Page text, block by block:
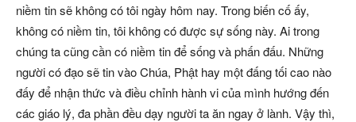
niềm tin sẽ không có tôi ngày hôm nay. Trong biến cố ấy,
không có niềm tin, tôi không có được sự sống này. Ai trong
chúng ta cũng cần có niềm tin để sống và phấn đấu. Những
người có đạo sẽ tin vào Chúa, Phật hay một đấng tối cao nào
đấy để nhận thức và điều chỉnh hành vi của mình hướng đến
các giáo lý, đa phần đều dạy người ta ăn ngay ở lành. Vậy thì,